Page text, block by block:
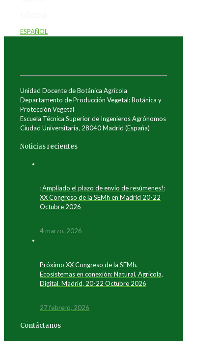
ESPAÑOL
Unidad Docente de Botánica Agrícola
Departamento de Producción Vegetal: Botánica y
Protección Vegetal
Escuela Técnica Superior de Ingenieros Agrónomos
Ciudad Universitaria, 28040 Madrid (España)
Noticias recientes
¡Ampliado el plazo de envío de resúmenes!:
XX Congreso de la SEMh en Madrid 20-22
Octubre 2026
4 marzo, 2026
Próximo XX Congreso de la SEMh.
Ecosistemas en conexión: Natural, Agrícola,
Digital. Madrid, 20-22 Octubre 2026
27 febrero, 2026
Contáctanos